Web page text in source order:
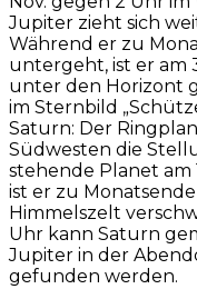
Jupiter zieht sich
Während er zu
untergeht, ist er am
unter den Horizont
im Sternbild
Saturn: Der
Südwesten die
stehende Planet am
ist er zu
Himmelszelt
Uhr kann Saturn
Jupiter in der
gefunden werden.